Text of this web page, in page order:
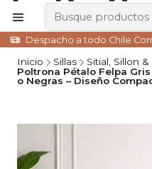
Despacho a todo Chile
Inicio Sillas
Sitial, Sillon
Poltrona Pétalo Felpa
o Negras – Diseño